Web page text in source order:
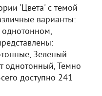
'Цвета' с темой
варианты:
Зеленый
однотонный, Темно
доступно 241